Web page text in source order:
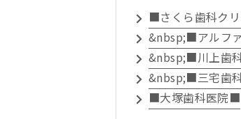
■さくら歯科ク
&nbsp;■アルフ
&nbsp;■川上歯
&nbsp;■三宅歯
■大塚歯科医院■